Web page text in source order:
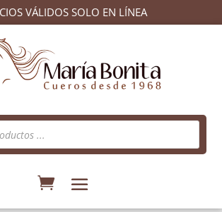
VÁLIDOS SOLO EN LÍNEA